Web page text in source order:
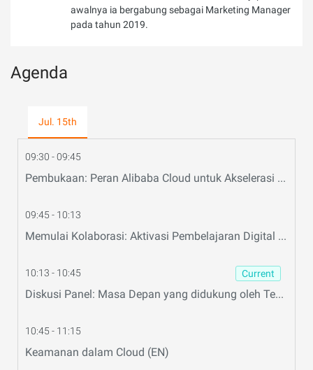
awalnya ia bergabung sebagai Marketing Manager
pada tahun 2019.
Agenda
Jul. 15th
09:30 - 09:45
Pembukaan: Peran Alibaba Cloud untuk Akselerasi Pendidikan berbasis Teknologi (Edutech) (EN)
09:45 - 10:13
Memulai Kolaborasi: Aktivasi Pembelajaran Digital (Bahasa)
10:13 - 10:45 Current
Diskusi Panel: Masa Depan yang didukung oleh Teknologi Digital (Bahasa)
10:45 - 11:15
Keamanan dalam Cloud (EN)